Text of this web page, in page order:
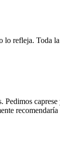
lo refleja. Toda
recomendaría